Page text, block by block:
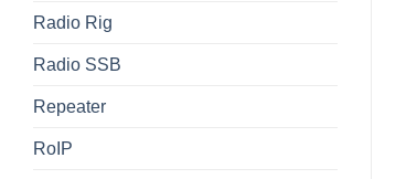
Radio Rig
Radio SSB
Repeater
RoIP